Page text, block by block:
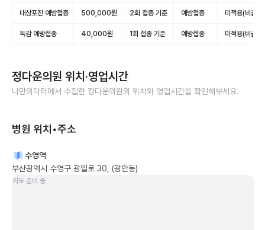
대상포진 예방접종 500,000원 2회 접종 기준 예방접종 미적용(비급여)
독감 예방접종 40,000원 1회 접종 기준 예방접종 미적용(비급여)
정다운의원 위치·영업시간
나만의닥터에서 수집한 정다운의원의 위치와 영업시간을 확인해보세요.
병원 위치•주소
수영역
부산광역시 수영구 광일로 30, (광안동)
지도 준비 중